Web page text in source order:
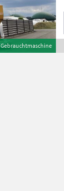
Gebrauchtmaschine